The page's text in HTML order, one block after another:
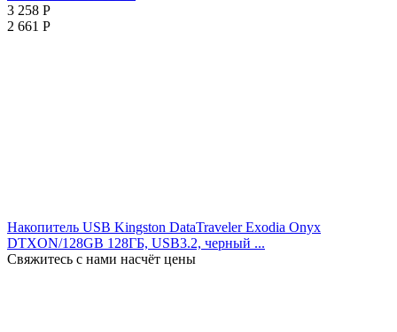
3 258 Р
2 661 Р
Накопитель USB Kingston DataTraveler Exodia Onyx
DTXON/128GB 128ГБ, USB3.2, черный ...
Свяжитесь с нами насчёт цены